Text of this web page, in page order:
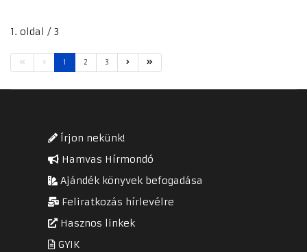
1. oldal / 3
1 2 3
Írjon nekünk!
Hamvas Hírmondó
Ajándék könyvek befogadása
Feliratkozás hírlevélre
Hasznos linkek
GYIK